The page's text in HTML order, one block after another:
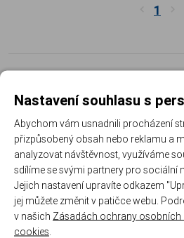
1
Co je weaver a picatinny
Obě lišty vypadají na první pohled
na který se upínají svorky
standardizované rozměry drážek i
užší drážku a rozteče se mohou lišit.
příslušenství s weaver svorkou
opačně to ale platit nemusí. Když si
picatinny, dnes jde o nejrozšířenější
Nastavení souhlasu s
Abychom vám usnadnili procházení
přizpůsobený obsah nebo reklamu a
analyzovat návštěvnost, využíváme
sdílíme se svými partnery pro sociální
Jejich nastavení upravíte odkazem
jej můžete změnit v patičce webu.
v našich Zásadách ochrany osobních
cookies